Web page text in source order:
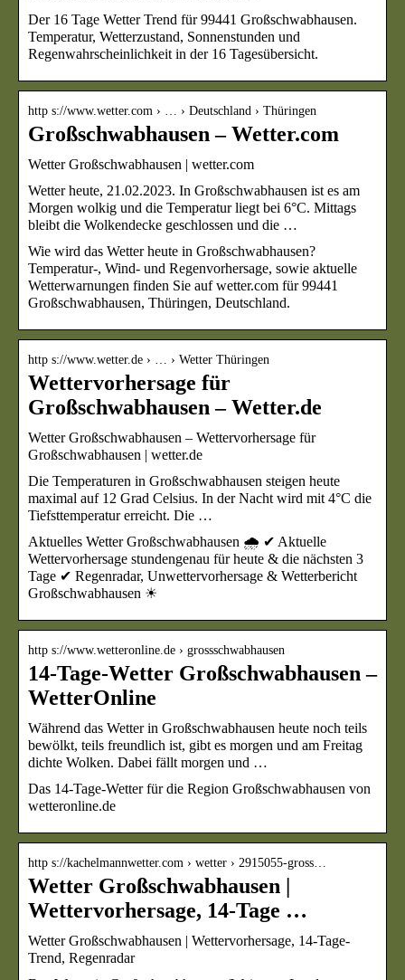
Der 16 Tage Wetter Trend für 99441 Großschwabhausen.
Temperatur, Wetterzustand, Sonnenstunden und
Regenwahrscheinlichkeit in der 16 Tagesübersicht.
http s://www.wetter.com › … › Deutschland › Thüringen
Großschwabhausen – Wetter.com
Wetter Großschwabhausen | wetter.com
Wetter heute, 21.02.2023. In Großschwabhausen ist es am
Morgen wolkig und die Temperatur liegt bei 6°C. Mittags
bleibt die Wolkendecke geschlossen und die …
Wie wird das Wetter heute in Großschwabhausen?
Temperatur-, Wind- und Regenvorhersage, sowie aktuelle
Wetterwarnungen finden Sie auf wetter.com für 99441
Großschwabhausen, Thüringen, Deutschland.
http s://www.wetter.de › … › Wetter Thüringen
Wettervorhersage für
Großschwabhausen – Wetter.de
Wetter Großschwabhausen – Wettervorhersage für
Großschwabhausen | wetter.de
Die Temperaturen in Großschwabhausen steigen heute
maximal auf 12 Grad Celsius. In der Nacht wird mit 4°C die
Tiefsttemperatur erreicht. Die …
Aktuelles Wetter Großschwabhausen 🌧️ ✔ Aktuelle
Wettervorhersage stundengenau für heute & die nächsten 3
Tage ✔ Regenradar, Unwettervorhersage & Wetterbericht
Großschwabhausen ☀
http s://www.wetteronline.de › grossschwabhausen
14-Tage-Wetter Großschwabhausen –
WetterOnline
Während das Wetter in Großschwabhausen heute noch teils
bewölkt, teils freundlich ist, gibt es morgen und am Freitag
dichte Wolken. Dabei fällt morgen und …
Das 14-Tage-Wetter für die Region Großschwabhausen von
wetteronline.de
http s://kachelmannwetter.com › wetter › 2915055-gross…
Wetter Großschwabhausen |
Wettervorhersage, 14-Tage …
Wetter Großschwabhausen | Wettervorhersage, 14-Tage-
Trend, Regenradar